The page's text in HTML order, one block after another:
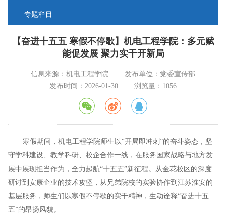
专题栏目
【奋进十五五 寒假不停歇】机电工程学院：多元赋
能促发展 聚力实干开新局
信息来源：机电工程学院
发布单位：党委宣传部
发布时间：2026-01-30
浏览量： 1056
寒假期间，机电工程学院师生以“开局即冲刺”的奋斗姿态，坚
守学科建设、教学科研、校企合作一线，在服务国家战略与地方发
展中展现担当作为，全力起航“十五五”新征程。从金花校区的深度
研讨到安康企业的技术攻坚，从兄弟院校的实验协作到江苏淮安的
基层服务，师生们以寒假不停歇的实干精神，生动诠释“奋进十五
五”的昂扬风貌。